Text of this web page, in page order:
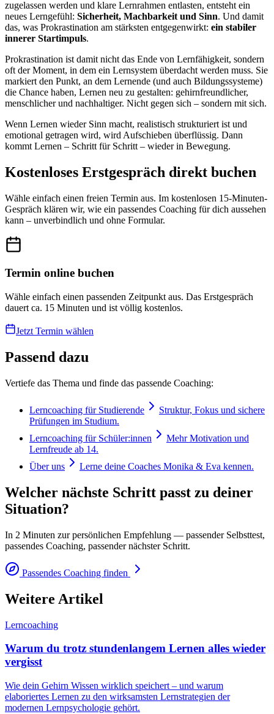
zugelassen werden und klare Lernrahmen entlasten, entsteht ein
neues Lerngefühl: Sicherheit, Machbarkeit und Sinn. Und damit
das, was Prokrastination am stärksten entgegenwirkt: ein stabiler
innerer Startimpuls.
Prokrastination ist damit nicht das Ende von Lernfähigkeit, sondern
oft der Moment, in dem ein Lernsystem überdacht werden muss. Sie
markiert den Punkt, an dem Lernende (und auch Bildungssysteme)
die Chance haben, Lernen neu zu gestalten: gehirnfreundlicher,
menschlicher und nachhaltiger. Nicht gegen sich – sondern mit sich.
Wenn Lernen wieder Sinn macht, realistisch strukturiert ist und
emotional getragen wird, wird Aufschieben überflüssig. Dann
kommt Lernen – Schritt für Schritt – wieder in Bewegung.
Kostenloses Erstgespräch direkt buchen
Wähle einfach einen freien Termin aus. Im kostenlosen 15-Minuten-
Gespräch klären wir, wie ein passendes Coaching für dich aussehen
kann – unverbindlich und ohne Formular.
Termin online buchen
Wähle einfach einen passenden Zeitpunkt aus. Das Erstgespräch
dauert ca. 15 Minuten und ist völlig kostenlos.
Jetzt Termin wählen
Passend dazu
Vertiefe das Thema und finde das passende Coaching:
Lerncoaching für Studierende
Struktur, Fokus und sichere
Prüfungen im Studium.
Lerncoaching für Schüler:innen
Mehr Motivation und
Lernfreude ab 14.
Über uns
Lerne deine Coaches Monika & Eva kennen.
Welcher nächste Schritt passt zu deiner
Situation?
In 2 Minuten zur persönlichen Empfehlung — passender Selbsttest,
passendes Coaching, passender nächster Schritt.
Passendes Coaching finden
Weitere Artikel
Lerncoaching
Warum du trotz stundenlangem Lernen alles wieder
vergisst
Wie dein Gehirn Wissen wirklich speichert – und warum
elaboriertes Lernen zu den wirksamsten Lernstrategien der
modernen Lernpsychologie gehört.